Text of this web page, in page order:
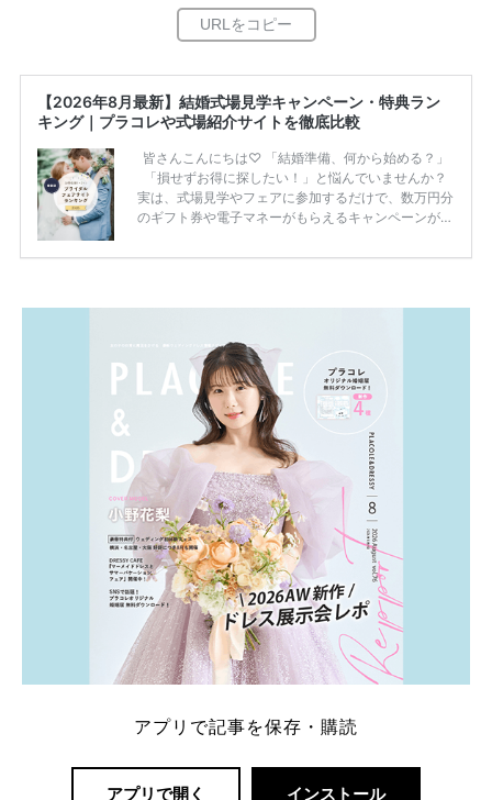
【2026年8月最新】結婚式場見学キャンペーン・特典ラン
キング｜プラコレや式場紹介サイトを徹底比較
皆さんこんにちは♡ 「結婚準備、何から始める？」
「損せずお得に探したい！」と悩んでいませんか？
実は、式場見学やフェアに参加するだけで、数万円分
のギフト券や電子マネーがもらえるキャンペーンがあ
ため、比較せずに選ぶと損をしてしまうことも……。
一番お得？」「プラコレの特典は？」といった疑問も
解決します。 まずは診断で候補を絞れる「ウェディ
ング診断」か、体験型 […]続きを読む
アプリで記事を保存・購読
アプリで開く インストール